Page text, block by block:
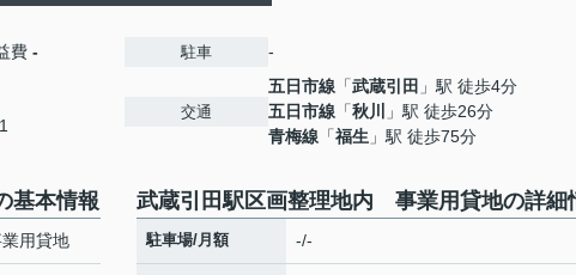
費 - 駐車 -
交通
五日市線 「武蔵引田 」駅 徒歩4分
五日市線 「秋川
」駅 徒歩26分
青梅線 「福生 」駅 徒歩75分
基本情報
用貸地
武蔵引田駅区画整理地内 事業用貸地の詳細
駐車場/月額 -/-